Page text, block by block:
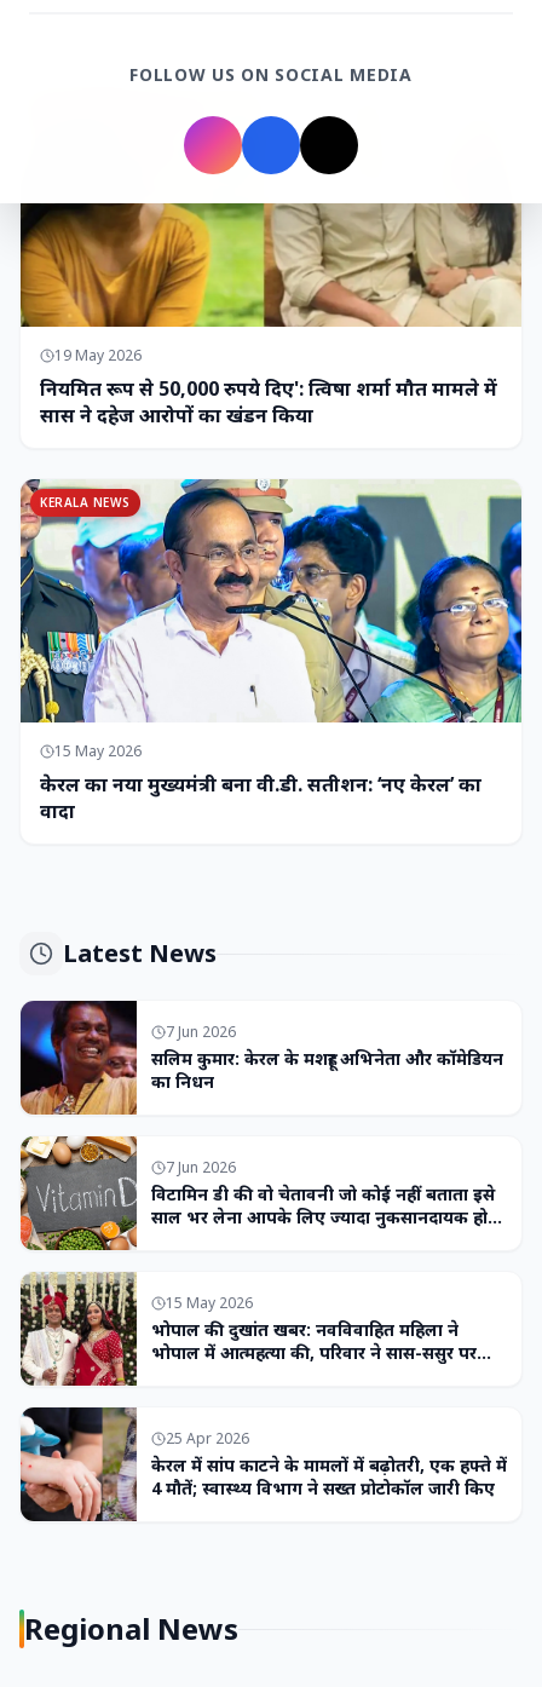
19 May 2026
नियमित रूप से 50,000 रुपये दिए': त्विषा शर्मा मौत मामले में
सास ने दहेज आरोपों का खंडन किया
KERALA NEWS
15 May 2026
केरल का नया मुख्यमंत्री बना वी.डी. सतीशन: ‘नए केरल’ का
वादा
Latest News
7 Jun 2026
सलिम कुमार: केरल के मशहूर अभिनेता और कॉमेडियन
का निधन
7 Jun 2026
विटामिन डी की वो चेतावनी जो कोई नहीं बताता इसे
साल भर लेना आपके लिए ज्यादा नुकसानदायक हो
15 May 2026
भोपाल की दुखांत खबर: नवविवाहित महिला ने
भोपाल में आत्महत्या की, परिवार ने सास-ससुर पर
25 Apr 2026
केरल में सांप काटने के मामलों में बढ़ोतरी, एक हफ्ते में
4 मौतें; स्वास्थ्य विभाग ने सख्त प्रोटोकॉल जारी किए
Regional News
FOLLOW US ON SOCIAL MEDIA